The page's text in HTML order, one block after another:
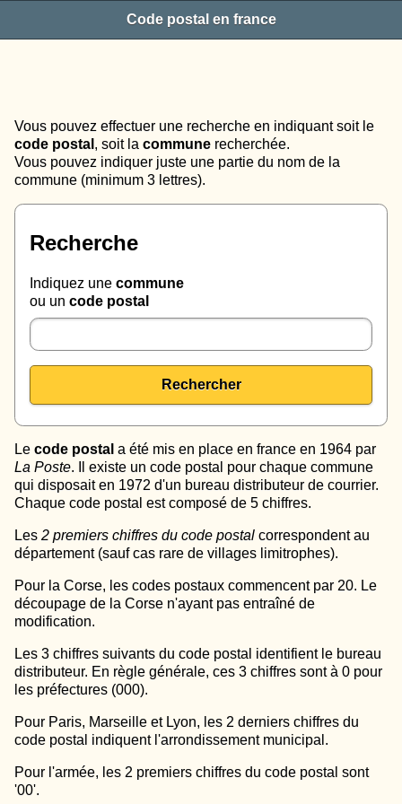
Code postal en france
Vous pouvez effectuer une recherche en indiquant soit le
code postal , soit la commune recherchée.
Vous pouvez indiquer juste une partie du nom de la
commune (minimum 3 lettres).
Recherche
Indiquez une commune
ou un code postal
Rechercher
Le code postal a été mis en place en france en 1964 par
La Poste. Il existe un code postal pour chaque commune
qui disposait en 1972 d'un bureau distributeur de courrier.
Chaque code postal est composé de 5 chiffres.
Les 2 premiers chiffres du code postal correspondent au
département (sauf cas rare de villages limitrophes).
Pour la Corse, les codes postaux commencent par 20. Le
découpage de la Corse n'ayant pas entraîné de
modification.
Les 3 chiffres suivants du code postal identifient le bureau
distributeur. En règle générale, ces 3 chiffres sont à 0 pour
les préfectures (000).
Pour Paris, Marseille et Lyon, les 2 derniers chiffres du
code postal indiquent l'arrondissement municipal.
Pour l'armée, les 2 premiers chiffres du code postal sont
'00'.